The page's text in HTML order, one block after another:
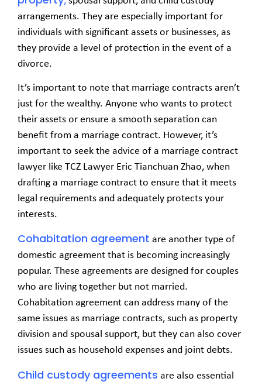
arrangements. They are especially important for
individuals with significant assets or businesses, as
they provide a level of protection in the event of a
divorce.
It’s important to note that marriage contracts aren’t
just for the wealthy. Anyone who wants to protect
their assets or ensure a smooth separation can
benefit from a marriage contract. However, it’s
important to seek the advice of a marriage contract
lawyer like TCZ Lawyer Eric Tianchuan Zhao, when
drafting a marriage contract to ensure that it meets
legal requirements and adequately protects your
interests.
Cohabitation agreement are another type of
domestic agreement that is becoming increasingly
popular. These agreements are designed for couples
who are living together but not married.
Cohabitation agreement can address many of the
same issues as marriage contracts, such as property
division and spousal support, but they can also cover
issues such as household expenses and joint debts.
Child custody agreements are also essential